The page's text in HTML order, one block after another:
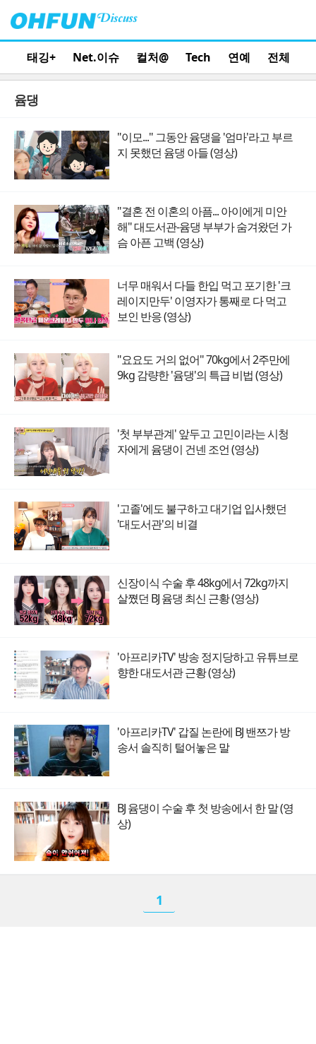
태깅+ Net.이슈 컬처@ Tech 연예 전체
윰댕
"이모..." 그동안 윰댕을 '엄마'라고 부르
지 못했던 윰댕 아들 (영상)
"결혼 전 이혼의 아픔... 아이에게 미안
해" 대도서관-윰댕 부부가 숨겨왔던 가
슴 아픈 고백 (영상)
너무 매워서 다들 한입 먹고 포기한 '크
레이지만두' 이영자가 통째로 다 먹고
보인 반응 (영상)
"요요도 거의 없어" 70kg에서 2주만에
9kg 감량한 '윰댕'의 특급 비법 (영상)
'첫 부부관계' 앞두고 고민이라는 시청
자에게 윰댕이 건넨 조언 (영상)
'고졸'에도 불구하고 대기업 입사했던
'대도서관'의 비결
신장이식 수술 후 48kg에서 72kg까지
살쪘던 BJ 윰댕 최신 근황 (영상)
'아프리카TV' 방송 정지당하고 유튜브로
향한 대도서관 근황 (영상)
'아프리카TV' 갑질 논란에 BJ 밴쯔가 방
송서 솔직히 털어놓은 말
BJ 윰댕이 수술 후 첫 방송에서 한 말 (영
상)
1